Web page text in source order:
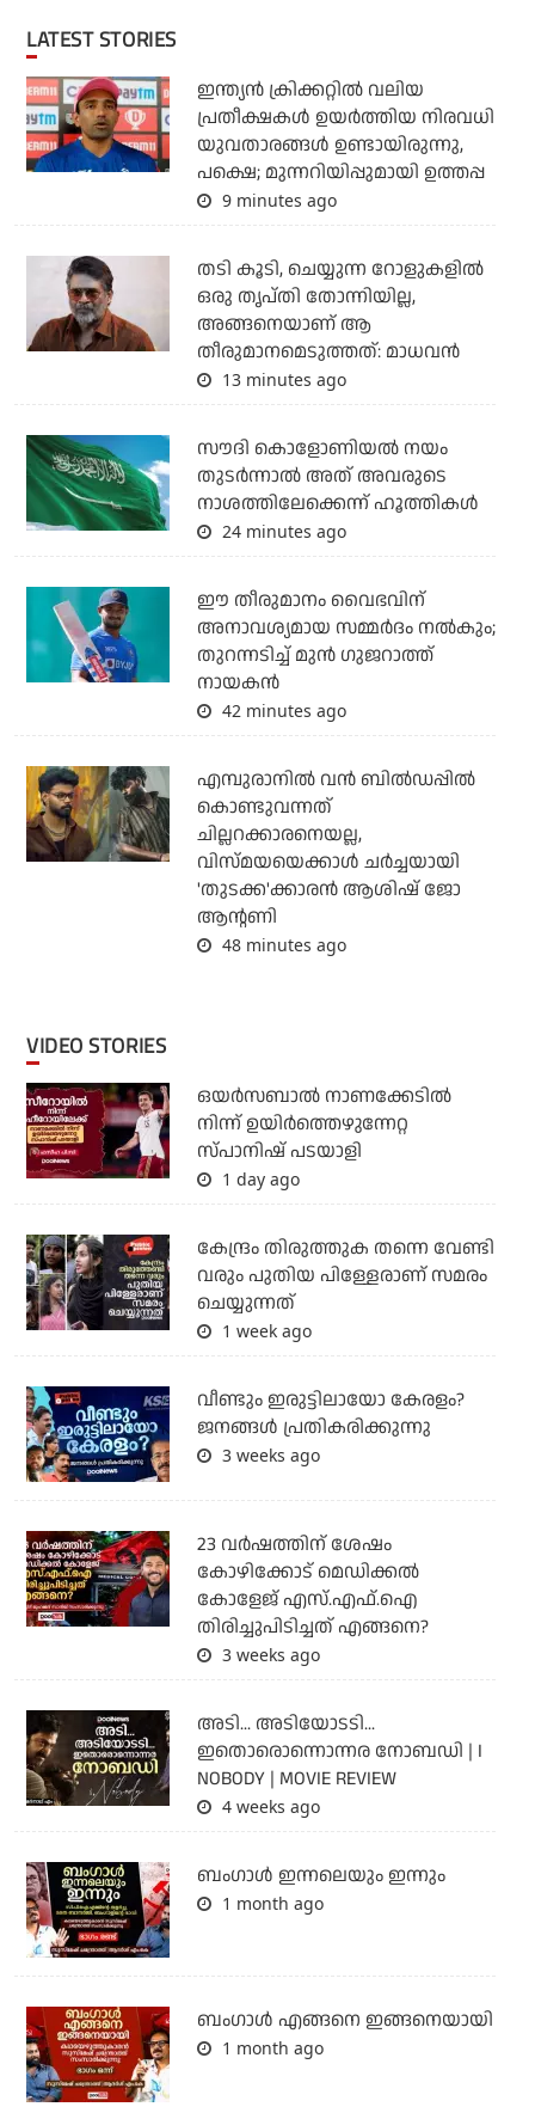
LATEST STORIES
ഇന്ത്യന്‍ ക്രിക്കറ്റില്‍ വലിയ
പ്രതീക്ഷകള്‍ ഉയര്‍ത്തിയ നിരവധി
യുവതാരങ്ങള്‍ ഉണ്ടായിരുന്നു,
പക്ഷെ; മുന്നറിയിപ്പുമായി ഉത്തപ്പ
9 minutes ago
തടി കൂടി, ചെയ്യുന്ന റോളുകളില്‍
ഒരു തൃപ്തി തോന്നിയില്ല,
അങ്ങനെയാണ് ആ
തീരുമാനമെടുത്തത്: മാധവന്‍
13 minutes ago
സൗദി കൊളോണിയല്‍ നയം
തുടര്‍ന്നാല്‍ അത് അവരുടെ
നാശത്തിലേക്കെന്ന് ഹൂത്തികള്‍
24 minutes ago
ഈ തീരുമാനം വൈഭവിന്
അനാവശ്യമായ സമ്മര്‍ദം നല്‍കും;
തുറന്നടിച്ച് മുന്‍ ഗുജറാത്ത്
നായകന്‍
42 minutes ago
എമ്പുരാനില്‍ വന്‍ ബില്‍ഡപ്പില്‍
കൊണ്ടുവന്നത്
ചില്ലറക്കാരനെയല്ല,
വിസ്മയയെക്കാള്‍ ചര്‍ച്ചയായി
'തുടക്ക'ക്കാരന്‍ ആശിഷ് ജോ
ആന്റണി
48 minutes ago
VIDEO STORIES
ഒയര്‍സബാൽ നാണക്കേടിൽ
നിന്ന് ഉയിർത്തെഴുന്നേറ്റ
സ്പാനിഷ് പടയാളി
1 day ago
കേന്ദ്രം തിരുത്തുക തന്നെ വേണ്ടി
വരും പുതിയ പിള്ളേരാണ് സമരം
ചെയ്യുന്നത്
1 week ago
വീണ്ടും ഇരുട്ടിലായോ കേരളം?
ജനങ്ങൾ പ്രതികരിക്കുന്നു
3 weeks ago
23 വർഷത്തിന് ശേഷം
കോഴിക്കോട് മെഡിക്കൽ
കോളേജ് എസ്.എഫ്.ഐ
തിരിച്ചുപിടിച്ചത് എങ്ങനെ?
3 weeks ago
അടി... അടിയോടടി...
ഇതൊരൊന്നൊന്നര നോബഡി | I
NOBODY | MOVIE REVIEW
4 weeks ago
ബംഗാള്‍ ഇന്നലെയും ഇന്നും
1 month ago
ബം​ഗാൾ എങ്ങനെ ഇങ്ങനെയായി
1 month ago